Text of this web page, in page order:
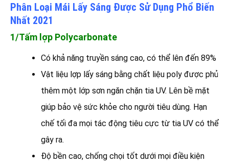
Phân Loại Mái Lấy Sáng Được Sử Dụng Phổ Biến
Nhất 2021
1/Tấm lợp Polycarbonate
Có khả năng truyền sáng cao, có thể lên đến 89%
Vật liệu lợp lấy sáng bằng chất liệu poly được phủ
thêm một lớp sơn ngăn chặn tia UV. Lên bề mặt
giúp bảo vệ sức khỏe cho người tiêu dùng. Hạn
chế tối đa mọi tác động tiêu cực từ tia UV có thể
gây ra.
Độ bền cao, chống chọi tốt dưới mọi điều kiện